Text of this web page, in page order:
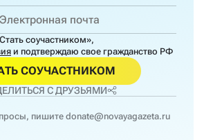
соучастником»,
и подтверждаю свое гражданство РФ
СОУЧАСТНИКОМ
С ДРУЗЬЯМИ
пишите donate@novayagazeta.ru